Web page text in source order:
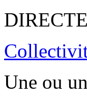
Une ou